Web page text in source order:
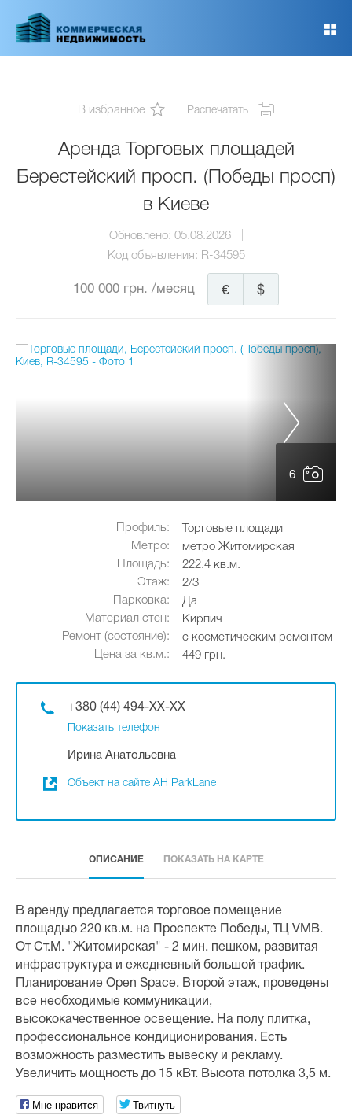
основному
В избранное Распечатать
Аренда Торговых площадей
Берестейский просп. (Победы просп)
в Киеве
Обновлено: 05.08.2026
Код объявления: R-34595
100 000 грн. /месяц $
€
6
Профиль:
Торговые площади
Метро:
метро Житомирская
Площадь:
222.4 кв.м.
Этаж:
2/3
Парковка:
Да
Материал стен:
Кирпич
Ремонт (состояние):
с косметическим ремонтом
Цена за кв.м.:
449 грн.
+380 (44) 494-XX-XX
Показать телефон
Ирина Анатольевна
Объект на сайте АН ParkLane
ОПИСАНИЕ ПОКАЗАТЬ НА КАРТЕ
В аренду предлагается торговое помещение
площадью 220 кв.м. на Проспекте Победы, ТЦ VMB.
От Ст.М. "Житомирская" - 2 мин. пешком, развитая
инфраструктура и ежедневный большой трафик.
Планирование Open Space. Второй этаж, проведены
все необходимые коммуникации,
высококачественное освещение. На полу плитка,
профессиональное кондиционирования. Есть
возможность разместить вывеску и рекламу.
Увеличить мощность до 15 кВт. Высота потолка 3,5 м.
Мне нравится Твитнуть